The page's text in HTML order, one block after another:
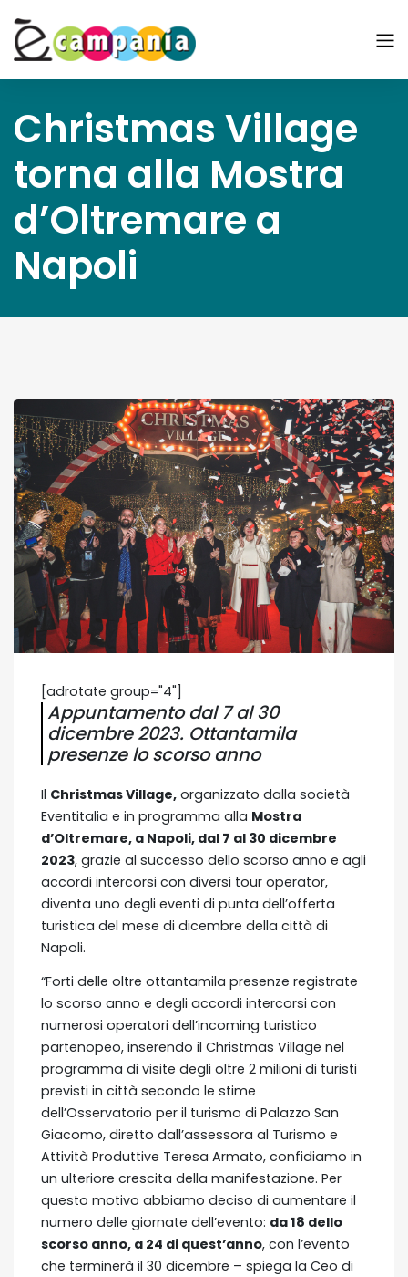
Christmas Village
torna alla Mostra
d’Oltremare a
Napoli
[adrotate group="4"]
Appuntamento dal 7 al 30
dicembre 2023. Ottantamila
presenze lo scorso anno
Il Christmas Village, organizzato dalla società
Eventitalia e in programma alla Mostra
d’Oltremare, a Napoli, dal 7 al 30 dicembre
2023, grazie al successo dello scorso anno e agli
accordi intercorsi con diversi tour operator,
diventa uno degli eventi di punta dell’offerta
turistica del mese di dicembre della città di
Napoli.
“Forti delle oltre ottantamila presenze registrate
lo scorso anno e degli accordi intercorsi con
numerosi operatori dell’incoming turistico
partenopeo, inserendo il Christmas Village nel
programma di visite degli oltre 2 milioni di turisti
previsti in città secondo le stime
dell’Osservatorio per il turismo di Palazzo San
Giacomo, diretto dall’assessora al Turismo e
Attività Produttive Teresa Armato, confidiamo in
un ulteriore crescita della manifestazione. Per
questo motivo abbiamo deciso di aumentare il
numero delle giornate dell’evento: da 18 dello
scorso anno, a 24 di quest’anno, con l’evento
che terminerà il 30 dicembre – spiega la Ceo di